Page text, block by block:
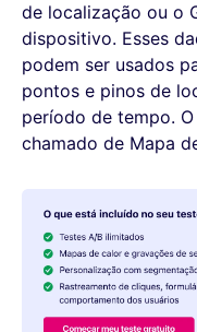
de localização ou o
dispositivo. Esses
podem ser usados
pontos e pinos de
período de tempo. O
chamado de Mapa